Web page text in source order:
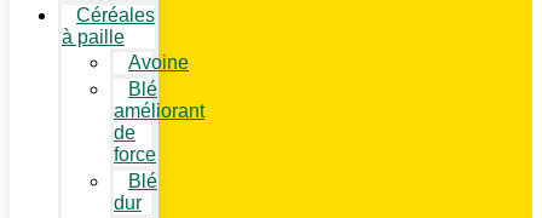
Céréales
à paille
Avoine
Blé
améliorant
de
force
Blé
dur